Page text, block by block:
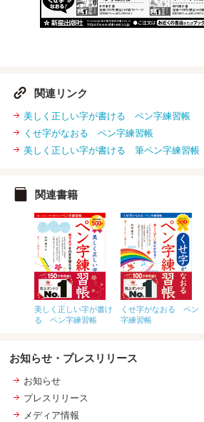
関連リンク
美しく正しい字が書ける ペン字練習帳
くせ字がなおる ペン字練習帳
美しく正しい字が書ける 筆ペン字練習帳
関連書籍
美しく正しい字が書け
る ペン字練習帳
くせ字がなおる ペン
字練習帳
お知らせ・プレスリリース
お知らせ
プレスリリース
メディア情報